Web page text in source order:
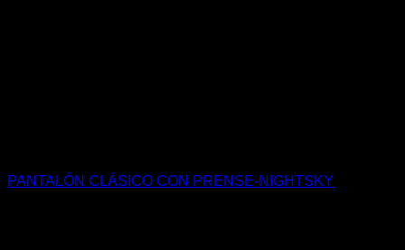
PANTALÓN CLÁSICO CON PRENSE-NIGHTSKY